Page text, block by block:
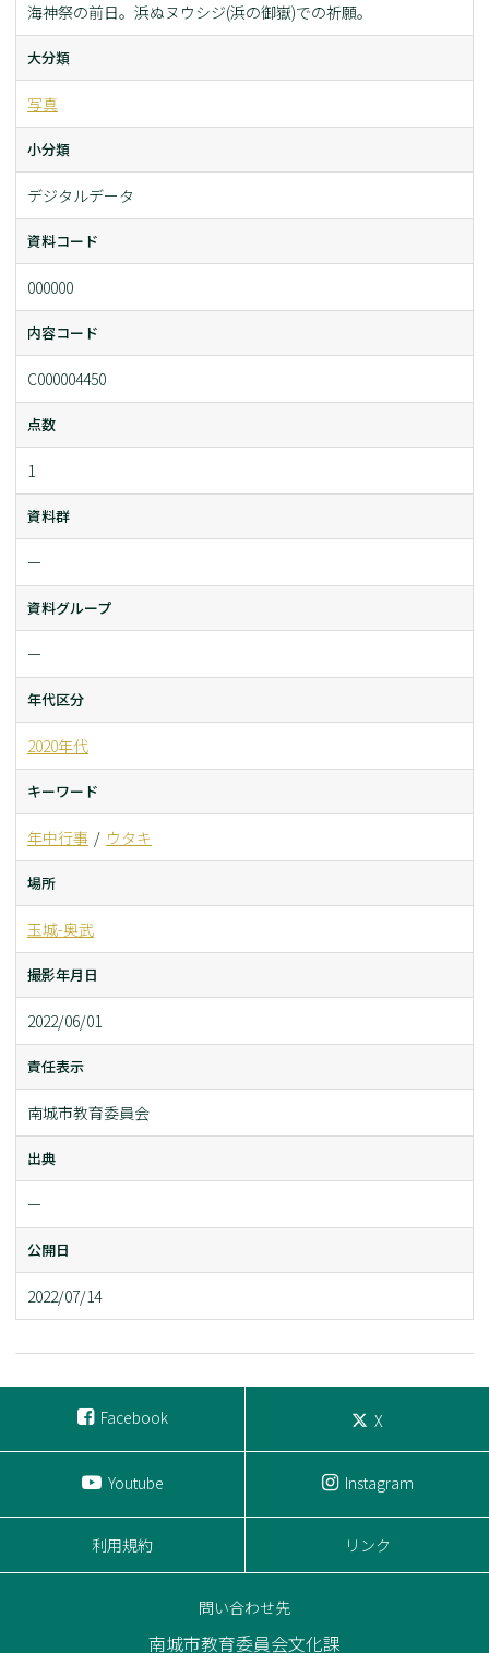
海神祭の前日。浜ぬヌウシジ(浜の御嶽)での祈願。
大分類
写真
小分類
デジタルデータ
資料コード
000000
内容コード
C000004450
点数
1
資料群
ー
資料グループ
ー
年代区分
2020年代
キーワード
年中行事 ウタキ
場所
玉城-奥武
撮影年月日
2022/06/01
責任表示
南城市教育委員会
出典
ー
公開日
2022/07/14
Facebook X
Youtube Instagram
利用規約 リンク
問い合わせ先
南城市教育委員会文化課